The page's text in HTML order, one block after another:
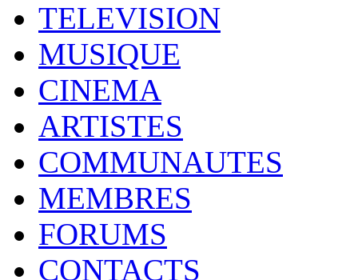
TELEVISION
MUSIQUE
CINEMA
ARTISTES
COMMUNAUTES
MEMBRES
FORUMS
CONTACTS